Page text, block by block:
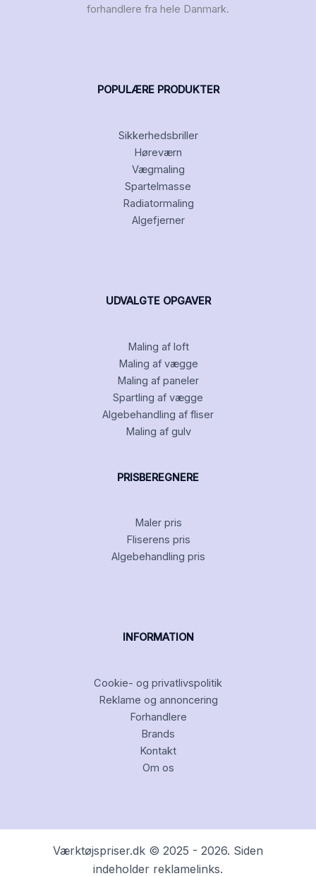
forhandlere fra hele Danmark.
POPULÆRE PRODUKTER
Sikkerhedsbriller
Høreværn
Vægmaling
Spartelmasse
Radiatormaling
Algefjerner
UDVALGTE OPGAVER
Maling af loft
Maling af vægge
Maling af paneler
Spartling af vægge
Algebehandling af fliser
Maling af gulv
PRISBEREGNERE
Maler pris
Fliserens pris
Algebehandling pris
INFORMATION
Cookie- og privatlivspolitik
Reklame og annoncering
Forhandlere
Brands
Kontakt
Om os
Værktøjspriser.dk © 2025 - 2026. Siden
indeholder reklamelinks.